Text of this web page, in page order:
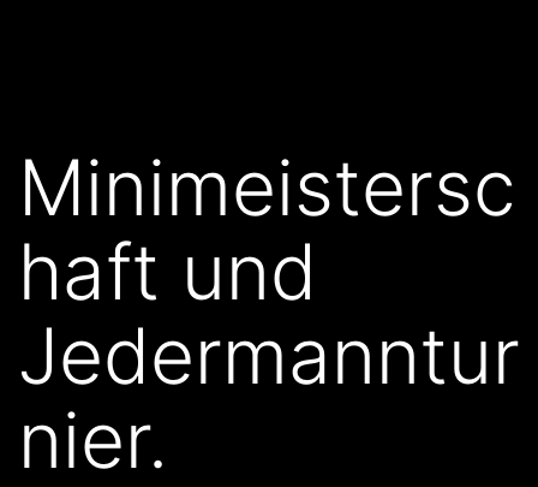
Minimeistersc
haft und
Jedermanntur
nier.